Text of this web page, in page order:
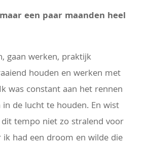
een paar maanden heel
gaan werken, praktijk
houden en werken met
was constant aan het rennen
de lucht te houden. En wist
tempo niet zo stralend voor
had een droom en wilde die